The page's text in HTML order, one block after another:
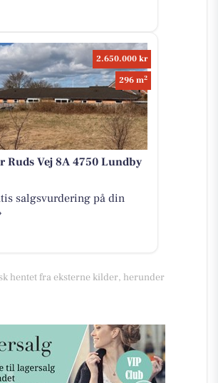
2.650.000 kr
296 m2
Ruds Vej 8A 4750 Lundby
salgsvurdering på din
hentet fra eksterne kilder, herunder